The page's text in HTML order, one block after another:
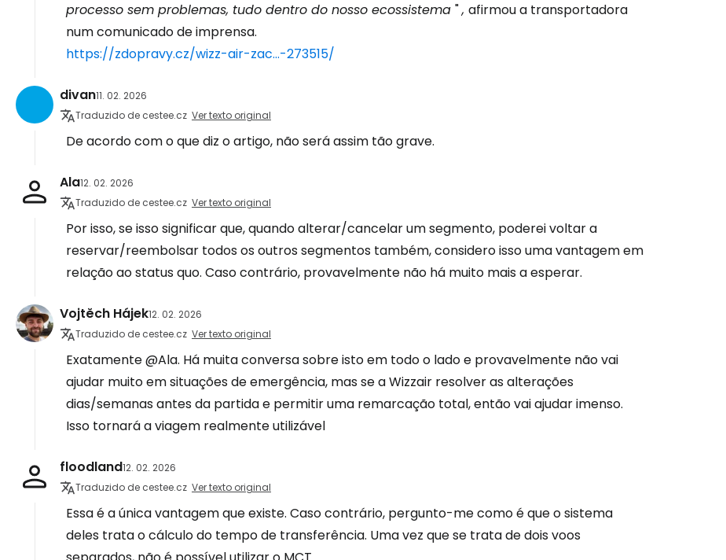
processo sem problemas, tudo dentro do nosso ecossistema ", afirmou a transportadora
num comunicado de imprensa.
https://zdopravy.cz/wizz-air-zac...-273515/
divan11. 02. 2026
Traduzido de cestee.cz Ver texto original
De acordo com o que diz o artigo, não será assim tão grave.
Ala12. 02. 2026
Traduzido de cestee.cz Ver texto original
Por isso, se isso significar que, quando alterar/cancelar um segmento, poderei voltar a
reservar/reembolsar todos os outros segmentos também, considero isso uma vantagem em
relação ao status quo. Caso contrário, provavelmente não há muito mais a esperar.
Vojtěch Hájek12. 02. 2026
Traduzido de cestee.cz Ver texto original
Exatamente @Ala. Há muita conversa sobre isto em todo o lado e provavelmente não vai
ajudar muito em situações de emergência, mas se a Wizzair resolver as alterações
dias/semanas antes da partida e permitir uma remarcação total, então vai ajudar imenso.
Isso tornará a viagem realmente utilizável
floodland12. 02. 2026
Traduzido de cestee.cz Ver texto original
Essa é a única vantagem que existe. Caso contrário, pergunto-me como é que o sistema
deles trata o cálculo do tempo de transferência. Uma vez que se trata de dois voos